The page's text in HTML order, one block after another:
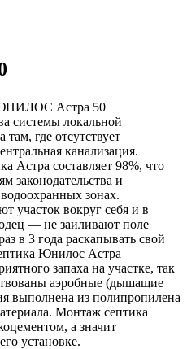
ЮНИЛОС Астра 50
системы локальной
где отсутствует
канализация.
Астра составляет 98%, что
законодательства и
зонах.
участок вокруг себя и в
— не заиливают поле
в 3 года раскапывать свой
Юнилос Астра
запаха на участке, так
аэробные (дышащие
выполнена из полипропилена
Монтаж септика
а значит
установке.